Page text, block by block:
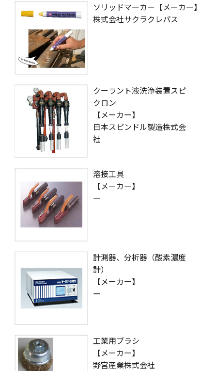
ソリッドマーカー【メーカー】
株式会社サクラクレパス
クーラント液洗浄装置スピ
クロン
【メーカー】
日本スピンドル製造株式会
社
溶接工具
【メーカー】
ー
計測器、分析器（酸素濃度
計）
【メーカー】
ー
工業用ブラシ
【メーカー】
野宮産業株式会社